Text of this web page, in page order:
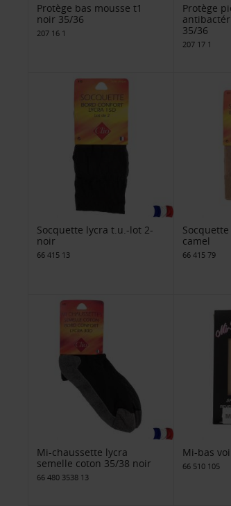
Protège bas mousse t1
noir 35/36
207 16 1
Protège
35/36
207 17 1
Socquette lycra t.u.-lot 2-
noir
66 415 13
camel
66 415 79
Mi-chaussette lycra
semelle coton 35/38 noir
66 480 3538 13
Mi-bas
66 510 105